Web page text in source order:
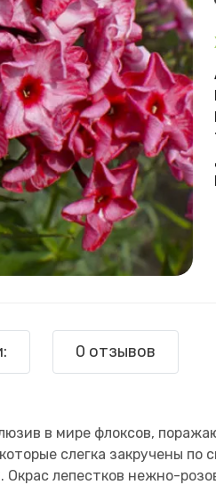
0 отзывов
в мире флоксов,
слегка закручены
Окрас лепестков нежно-